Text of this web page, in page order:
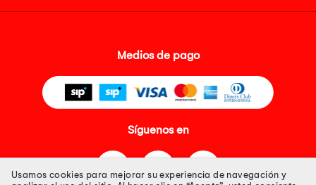
Medios de pago
Síguenos en
Usamos cookies para mejorar su experiencia de navegación y